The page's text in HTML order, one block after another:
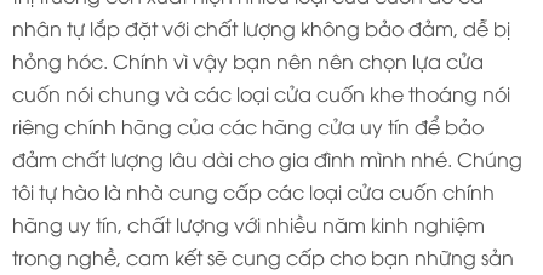
nhân tự lắp đặt với chất lượng không bảo đảm, dễ bị
hỏng hóc. Chính vì vậy bạn nên nên chọn lựa cửa
cuốn nói chung và các loại cửa cuốn khe thoáng nói
riêng chính hãng của các hãng cửa uy tín để bảo
đảm chất lượng lâu dài cho gia đình mình nhé. Chúng
tôi tự hào là nhà cung cấp các loại cửa cuốn chính
hãng uy tín, chất lượng với nhiều năm kinh nghiệm
trong nghề, cam kết sẽ cung cấp cho bạn những sản